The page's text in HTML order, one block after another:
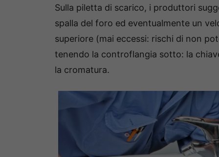
Sulla piletta di scarico, i produttori
spalla del foro ed eventualmente un
superiore (mai eccessi: rischi di non
tenendo la controflangia sotto: la
la cromatura.